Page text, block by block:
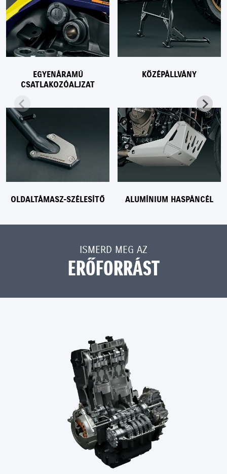
EGYENÁRAMÚ
CSATLAKOZÓALJZAT
KÖZÉPÁLLVÁNY
OLDALTÁMASZ-SZÉLESÍTŐ ALUMÍNIUM HASPÁNCÉL
ISMERD MEG AZ
ERŐFORRÁST